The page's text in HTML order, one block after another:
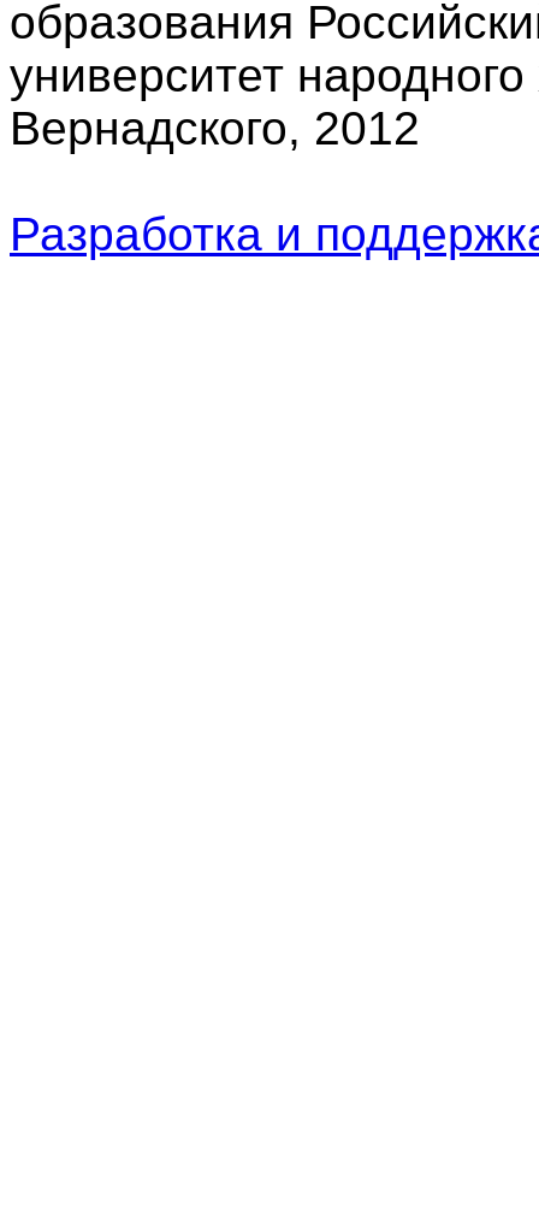
образования
университет
Вернадского, 2012
Разработка и